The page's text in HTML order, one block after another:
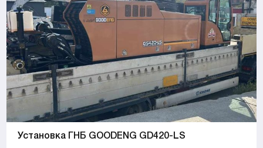
Установка ГНБ GOODENG GD420-LS